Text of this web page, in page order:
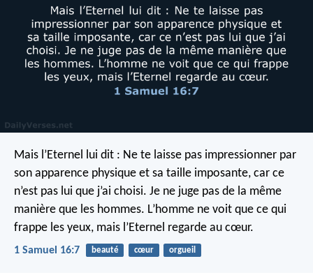
Mais l’Eternel lui dit : Ne te laisse pas impressionner par
son apparence physique et sa taille imposante, car ce
n’est pas lui que j’ai choisi. Je ne juge pas de la même
manière que les hommes. L’homme ne voit que ce qui
frappe les yeux, mais l’Eternel regarde au cœur.
1 Samuel 16:7 beauté cœur orgueil